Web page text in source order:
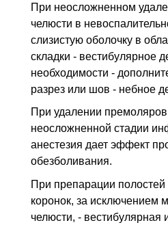
При неосложненном
челюсти в
слизистую оболочку в
складки - вестибулярное
необходимости -
разрез или шов - небное
При удалении
неосложненной стадии
анестезия дает эффект
обезболивания.
При препарации полостей
коронок, за исключением
челюсти, - вестибулярная